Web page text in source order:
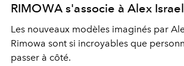
RIMOWA s'associe à Alex Israel
Les nouveaux modèles imaginés par
Rimowa sont si incroyables que
passer à côté.